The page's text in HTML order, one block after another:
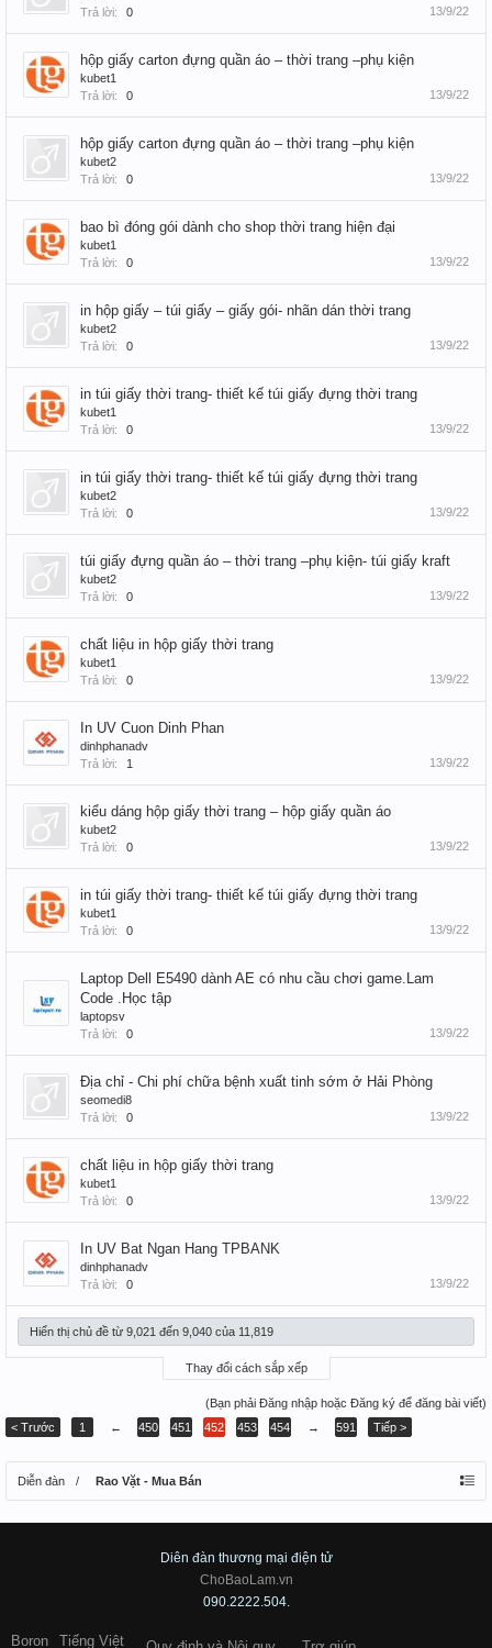
Trả lời:
0 13/9/22
hộp giấy carton đựng quần áo – thời trang –phụ kiện
kubet1
Trả lời:
0 13/9/22
hộp giấy carton đựng quần áo – thời trang –phụ kiện
kubet2
Trả lời:
0 13/9/22
bao bì đóng gói dành cho shop thời trang hiện đại
kubet1
Trả lời:
0 13/9/22
in hộp giấy – túi giấy – giấy gói- nhãn dán thời trang
kubet2
Trả lời:
0 13/9/22
in túi giấy thời trang- thiết kế túi giấy đựng thời trang
kubet1
Trả lời:
0 13/9/22
in túi giấy thời trang- thiết kế túi giấy đựng thời trang
kubet2
Trả lời:
0 13/9/22
túi giấy đựng quần áo – thời trang –phụ kiện- túi giấy kraft
kubet2
Trả lời:
0 13/9/22
chất liệu in hộp giấy thời trang
kubet1
Trả lời:
0 13/9/22
In UV Cuon Dinh Phan
dinhphanadv
Trả lời:
1 13/9/22
kiểu dáng hộp giấy thời trang – hộp giấy quần áo
kubet2
Trả lời:
0 13/9/22
in túi giấy thời trang- thiết kế túi giấy đựng thời trang
kubet1
Trả lời:
0 13/9/22
Laptop Dell E5490 dành AE có nhu cầu chơi game.Lam
Code .Học tập
laptopsv
Trả lời:
0 13/9/22
Địa chỉ - Chi phí chữa bệnh xuất tinh sớm ở Hải Phòng
seomedi8
Trả lời:
0 13/9/22
chất liệu in hộp giấy thời trang
kubet1
Trả lời:
0 13/9/22
In UV Bat Ngan Hang TPBANK
dinhphanadv
Trả lời:
0 13/9/22
Hiển thị chủ đề từ 9,021 đến 9,040 của 11,819
Thay đổi cách sắp xếp
(Bạn phải Đăng nhập hoặc Đăng ký để đăng bài viết)
< Trước
1 ← 450 451 452 453 454 → 591 Tiếp >
Diễn đàn Rao Vặt - Mua Bán
Diên đàn thương mại điện tử
ChoBaoLam.vn
090.2222.504.
Boron Tiếng Việt